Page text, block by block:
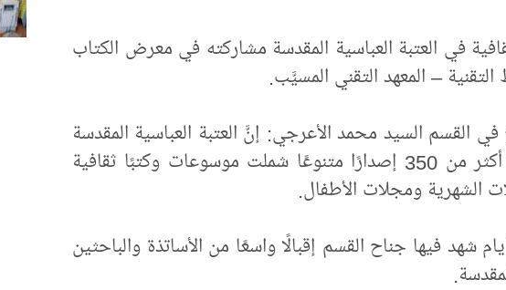
في العتبة العباسية المقدسة مشاركته في معرض الكتاب
– المعهد التقني المسيَّب.
القسم السيد محمد الأعرجي: إنَّ العتبة العباسية المقدسة
شاركت في المعرض عبر عرضها أكثر من 350 إصدارًا متنوعًا شملت موسوعات وكتبًا ثقافية
الشهرية ومجلات الأطفال.
شهد فيها جناح القسم إقبالًا واسعًا من الأساتذة والباحثين